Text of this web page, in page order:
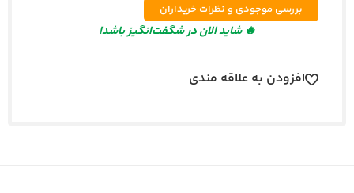
بررسی موجودی و نظرات خریداران
🔥 شاید الان در شگفت‌انگیز باشد!
افزودن به علاقه مندی